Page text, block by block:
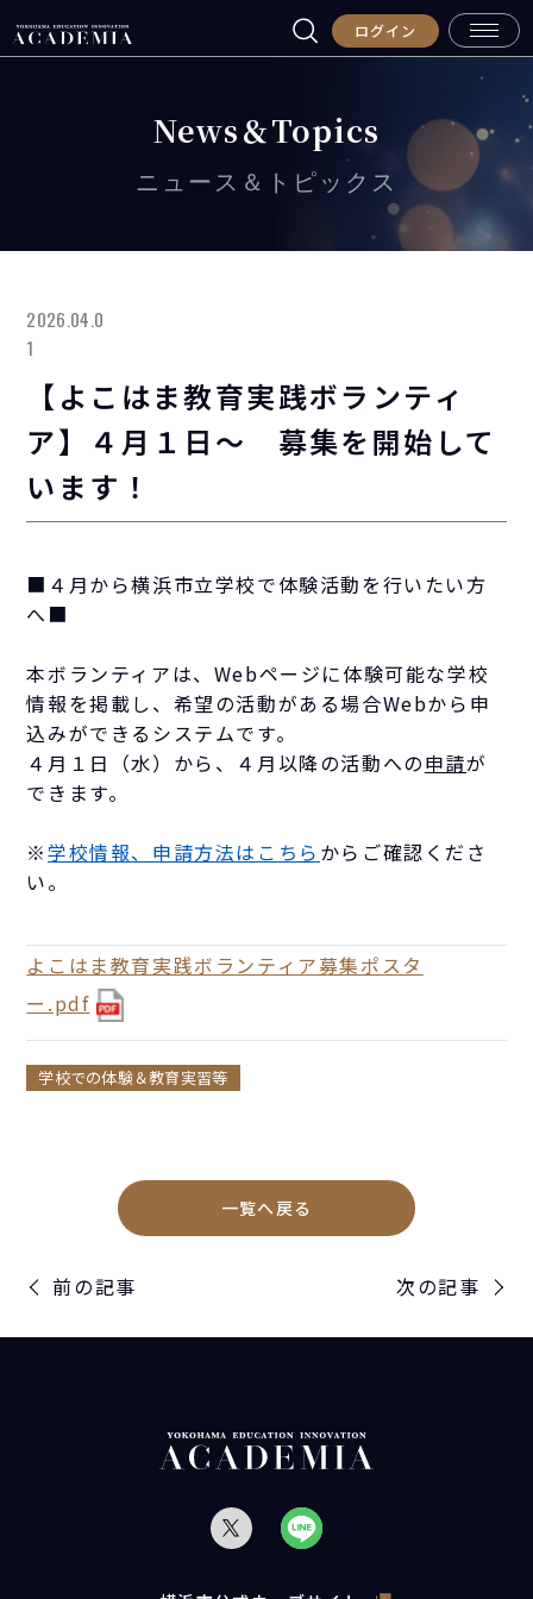
ログイン
News＆Topics
ニュース＆トピックス
2026.04.0
1
【よこはま教育実践ボランティ
ア】４月１日～ 募集を開始して
います！
■４月から横浜市立学校で体験活動を行いたい方
へ■
本ボランティアは、Webページに体験可能な学校
情報を掲載し、希望の活動がある場合Webから申
込みができるシステムです。
４月１日（水）から、４月以降の活動への申請が
できます。
※学校情報、申請方法はこちら からご確認くださ
い。
よこはま教育実践ボランティア募集ポスタ
ー.pdf
学校での体験＆教育実習等
一覧へ戻る
前の記事 次の記事